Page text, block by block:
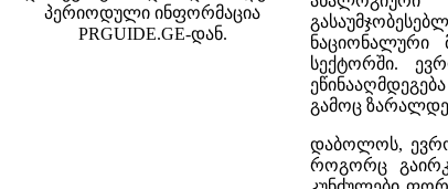
პერიოდული ინფორმაცია
PRGUIDE.GE-დან.
ნაციონალური
სექტორში.
გამოც
დაბოლოს,
როგორც